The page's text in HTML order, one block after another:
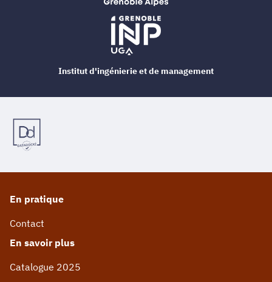
En pratique
Contact
En savoir plus
Catalogue 2025
Institut d'ingénierie et de management